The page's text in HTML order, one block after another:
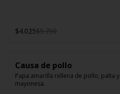
$4.025$5.750
Causa de pollo
Papa amarilla rellena de pollo, palta y
mayonesa.